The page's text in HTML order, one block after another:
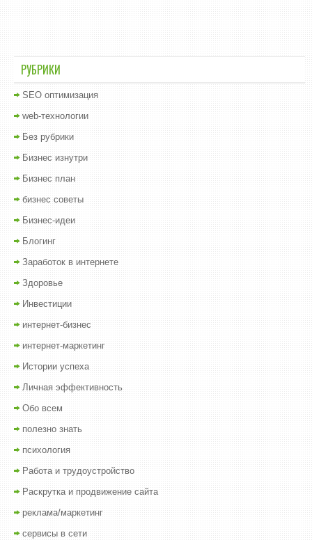
РУБРИКИ
SEO оптимизация
web-технологии
Без рубрики
Бизнес изнутри
Бизнес план
бизнес советы
Бизнес-идеи
Блогинг
Заработок в интернете
Здоровье
Инвестиции
интернет-бизнес
интернет-маркетинг
Истории успеха
Личная эффективность
Обо всем
полезно знать
психология
Работа и трудоустройство
Раскрутка и продвижение сайта
реклама/маркетинг
сервисы в сети